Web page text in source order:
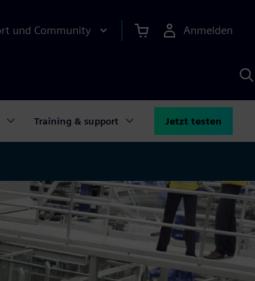
und Community Anmelden
KI
Training & support Jetzt testen